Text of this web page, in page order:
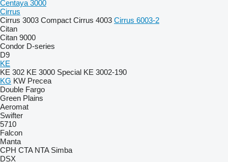
Centaya 3000
Cirrus
Cirrus 3003 Compact Cirrus 4003 Cirrus 6003-2
Citan
Citan 9000
Condor D-series
D9
KE
KE 302 KE 3000 Special KE 3002-190
KG KW Precea
Double Fargo
Green Plains
Aeromat
Swifter
5710
Falcon
Manta
CPH CTA NTA Simba
DSX